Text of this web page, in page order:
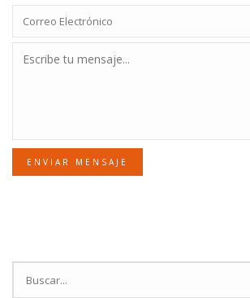
ENVIAR MENSAJE